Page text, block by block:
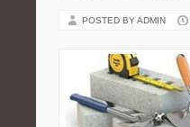
POSTED BY ADMIN